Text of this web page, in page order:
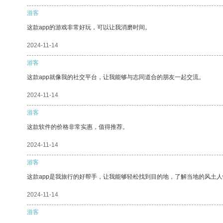
游客
这款app的游戏非常好玩，可以让我消磨时间。
2024-11-14
游客
这款app就像我的社交平台，让我能够与志同道合的朋友一起交流。
2024-11-14
游客
这款软件的价格非常实惠，值得推荐。
2024-11-14
游客
这款app是我旅行的好帮手，让我能够轻松找到目的地，了解当地的风土
2024-11-14
游客